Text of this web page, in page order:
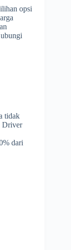
opsi
tidak
Driver
dari